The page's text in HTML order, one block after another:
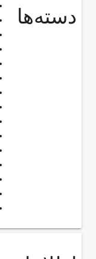
دسته‌ها